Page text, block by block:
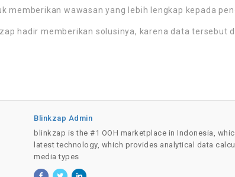
memberikan wawasan yang lebih lengkap kepada
hadir memberikan solusinya, karena data tersebut
Blinkzap Admin
blinkzap is the #1 OOH marketplace in Indonesia,
latest technology, which provides analytical data
media types